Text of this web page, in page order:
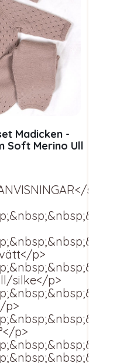
p>
Madicken -
Soft Merino Ull
p>
silke</p>
p>
p>